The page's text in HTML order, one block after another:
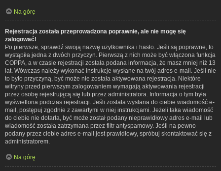
Na górę
Rejestracja została przeprowadzona poprawnie, ale nie mogę się
zalogować!
Po pierwsze, sprawdź swoją nazwę użytkownika i hasło. Jeśli są poprawne, to
wystąpiła jedna z dwóch przyczyn. Pierwszą z nich może być włączona funkcja
COPPA, a w czasie rejestracji została podana informacja, że masz mniej niż 13
lat. Wówczas należy wykonać instrukcje wysłane na twój adres e-mail. Jeśli nie
to było przyczyną, być może nie została aktywowana rejestracja. Niektóre
witryny przed pierwszym zalogowaniem wymagają aktywowania rejestracji
przez osobę rejestrującą się lub przez administratora. Informacja o tym była
wyświetlona podczas rejestracji. Jeśli została wysłana do ciebie wiadomość e-
mail, postępuj zgodnie z zawartymi w niej instrukcjami. Jeżeli taka wiadomość
do ciebie nie dotarła, być może został podany nieprawidłowy adres e-mail lub
wiadomość została zatrzymana przez filtr antyspamowy. Jeśli na pewno
podany przez ciebie adres e-mail jest prawidłowy, spróbuj skontaktować się z
administratorem.
Na górę